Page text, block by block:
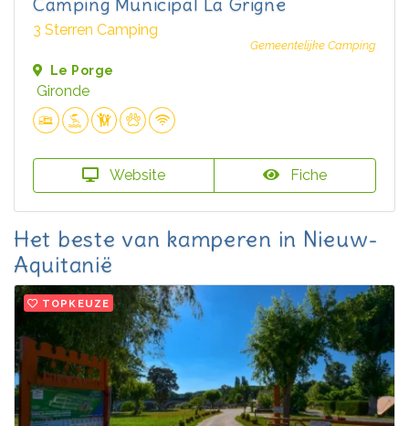
3 Sterren Camping
Gemeentelijke Camping
Le Porge
Gironde
Website Fiche
Het beste van kamperen in Nieuw-
Aquitanië
TOPKEUZE